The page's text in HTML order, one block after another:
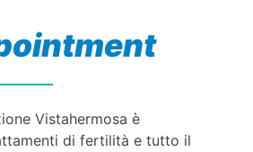
Vistahermosa è
di fertilità e tutto il